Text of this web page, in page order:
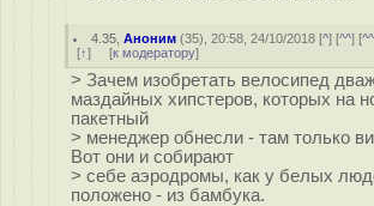
4.35 ,Аноним (35), 20:58, 24/10/2018 [^] [^^] [
[↑] [к модератору]
> Зачем изобретать велосипед
маздайных хипстеров, которых на
пакетный
> менеджер обнесли - там только
Вот они и собирают
> себе аэродромы, как у белых
положено - из бамбука.